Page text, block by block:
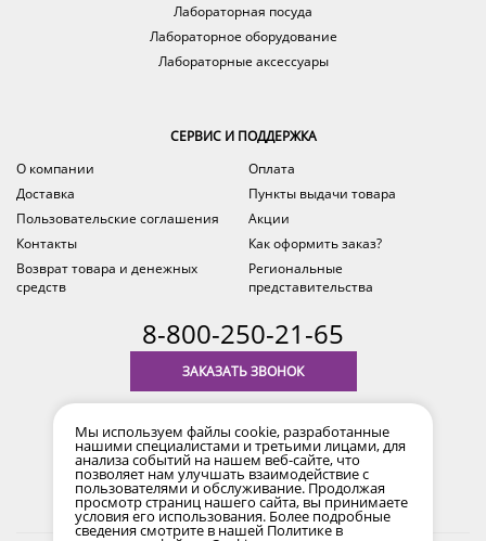
Лабораторная посуда
Лабораторное оборудование
Лабораторные аксессуары
СЕРВИС И ПОДДЕРЖКА
О компании
Оплата
Доставка
Пункты выдачи товара
Пользовательские соглашения
Акции
Контакты
Как оформить заказ?
Возврат товара и денежных
средств
Региональные
представительства
8-800-250-21-65
ЗАКАЗАТЬ ЗВОНОК
время по Уфе (MSK+2)
Мы используем файлы cookie, разработанные
нашими специалистами и третьими лицами, для
анализа событий на нашем веб-сайте, что
позволяет нам улучшать взаимодействие с
пользователями и обслуживание. Продолжая
просмотр страниц нашего сайта, вы принимаете
условия его использования. Более подробные
сведения смотрите в нашей Политике в